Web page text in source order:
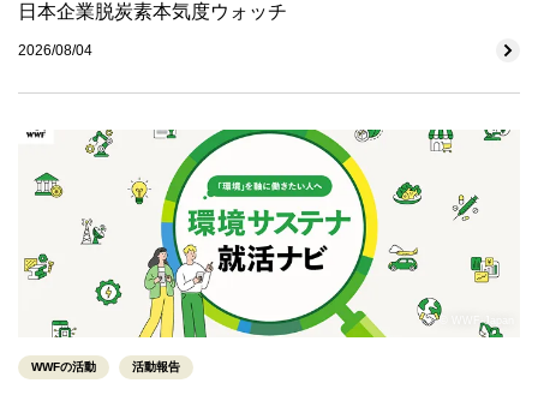
日本企業脱炭素本気度ウォッチ
2026/08/04
© WWF-Japan
WWFの活動 活動報告